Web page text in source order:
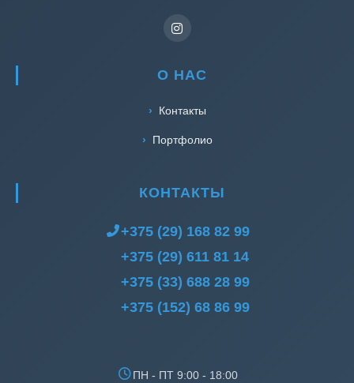
О НАС
Контакты
Портфолио
КОНТАКТЫ
+375 (29) 168 82 99
+375 (29) 611 81 14
+375 (33) 688 28 99
+375 (152) 68 86 99
ПН - ПТ 9:00 - 18:00